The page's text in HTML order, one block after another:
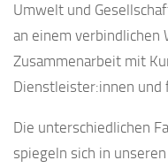
Umwelt und
an einem verbindlichen
Zusammenarbeit mit
Dienstleister:innen
Die unterschiedlichen
spiegeln sich in